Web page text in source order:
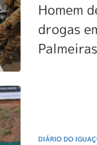
Homem
drogas
DIÁRIO DO